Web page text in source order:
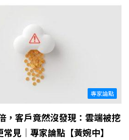
專家論點
，客戶竟然沒發現：雲端被挖
見｜專家論點【黃婉中】